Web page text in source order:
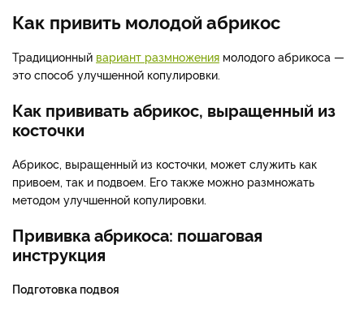
Как привить молодой абрикос
Традиционный вариант размножения молодого абрикоса —
это способ улучшенной копулировки.
Как прививать абрикос, выращенный из
косточки
Абрикос, выращенный из косточки, может служить как
привоем, так и подвоем. Его также можно размножать
методом улучшенной копулировки.
Прививка абрикоса: пошаговая
инструкция
Подготовка подвоя